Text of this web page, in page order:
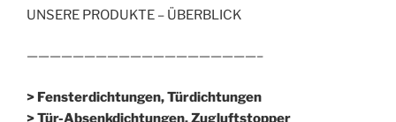
UNSERE PRODUKTE – ÜBERBLICK
————————————————————–
> Fensterdichtungen, Türdichtungen
> Tür-Absenkdichtungen, Zugluftstopper